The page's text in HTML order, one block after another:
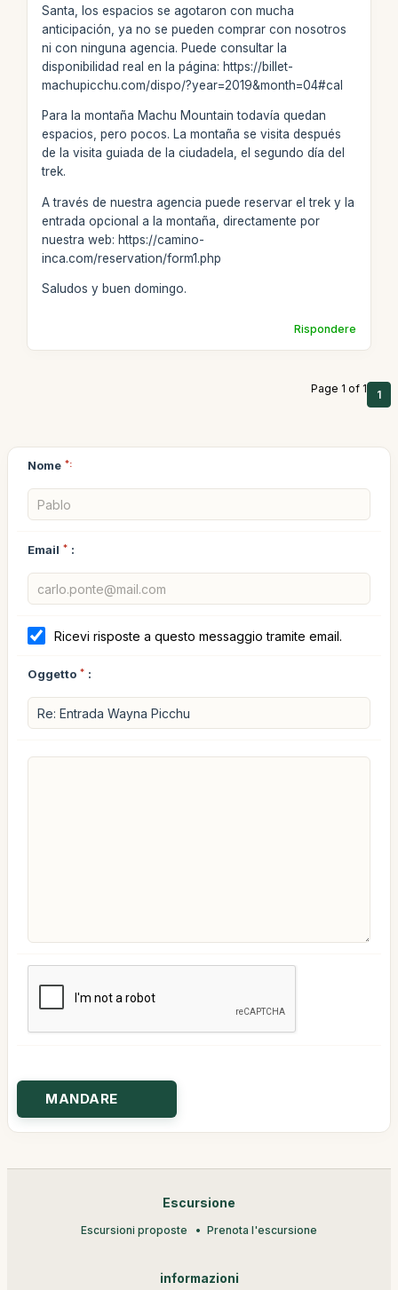
Santa, los espacios se agotaron con mucha
anticipación, ya no se pueden comprar con nosotros
ni con ninguna agencia. Puede consultar la
disponibilidad real en la página: https://billet-
machupicchu.com/dispo/?year=2019&month=04#cal
Para la montaña Machu Mountain todavía quedan
espacios, pero pocos. La montaña se visita después
de la visita guiada de la ciudadela, el segundo día del
trek.
A través de nuestra agencia puede reservar el trek y la
entrada opcional a la montaña, directamente por
nuestra web: https://camino-
inca.com/reservation/form1.php
Saludos y buen domingo.
Rispondere
Page 1 of 1 1
Nome *:
Email * :
Ricevi risposte a questo messaggio tramite email.
Oggetto * :
Escursione
Escursioni proposte Prenota l'escursione
informazioni